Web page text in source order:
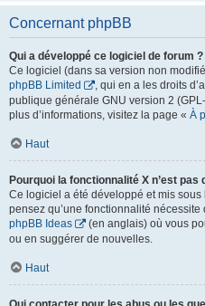
Concernant phpBB
Qui a développé ce logiciel de forum ?
Ce logiciel (dans sa version non
phpBB Limited
, qui en a les droits
publique générale GNU version 2
plus d’informations, visitez la page « À
Haut
Pourquoi la fonctionnalité X n’est pas
Ce logiciel a été développé et mis
pensez qu’une fonctionnalité nécessite
phpBB Ideas
(en anglais) où vous
ou en suggérer de nouvelles.
Haut